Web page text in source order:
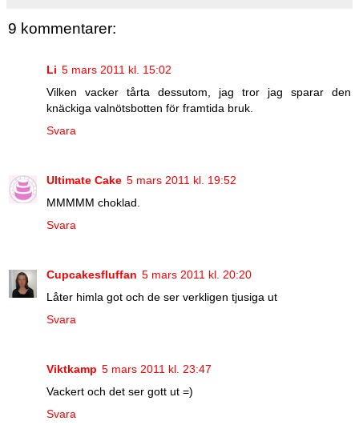
9 kommentarer:
Li 5 mars 2011 kl. 15:02
Vilken vacker tårta dessutom, jag tror jag sparar den
knäckiga valnötsbotten för framtida bruk.
Svara
Ultimate Cake 5 mars 2011 kl. 19:52
MMMMM choklad.
Svara
Cupcakesfluffan 5 mars 2011 kl. 20:20
Låter himla got och de ser verkligen tjusiga ut
Svara
Viktkamp 5 mars 2011 kl. 23:47
Vackert och det ser gott ut =)
Svara